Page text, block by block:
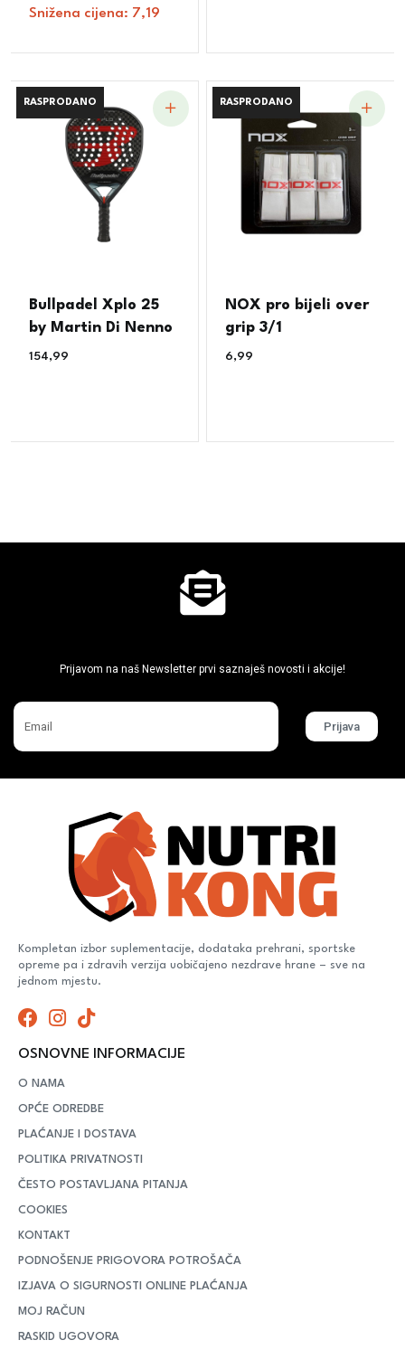
Snižena cijena: 7,19
RASPRODANO
RASPRODANO
Bullpadel Xplo 25
by Martin Di Nenno
154,99
RASPRODANO
RASPRODANO
NOX pro bijeli over
grip 3/1
6,99
Prijavom na naš Newsletter prvi saznaješ novosti i akcije!
Prijava
Kompletan izbor suplementacije, dodataka prehrani, sportske
opreme pa i zdravih verzija uobičajeno nezdrave hrane – sve na
jednom mjestu.
OSNOVNE INFORMACIJE
O NAMA
OPĆE ODREDBE
PLAĆANJE I DOSTAVA
POLITIKA PRIVATNOSTI
ČESTO POSTAVLJANA PITANJA
COOKIES
KONTAKT
PODNOŠENJE PRIGOVORA POTROŠAČA
IZJAVA O SIGURNOSTI ONLINE PLAĆANJA
MOJ RAČUN
RASKID UGOVORA